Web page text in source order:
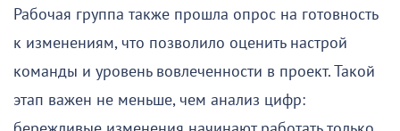
Рабочая группа также прошла опрос на готовность
к изменениям, что позволило оценить настрой
команды и уровень вовлеченности в проект. Такой
этап важен не меньше, чем анализ цифр: